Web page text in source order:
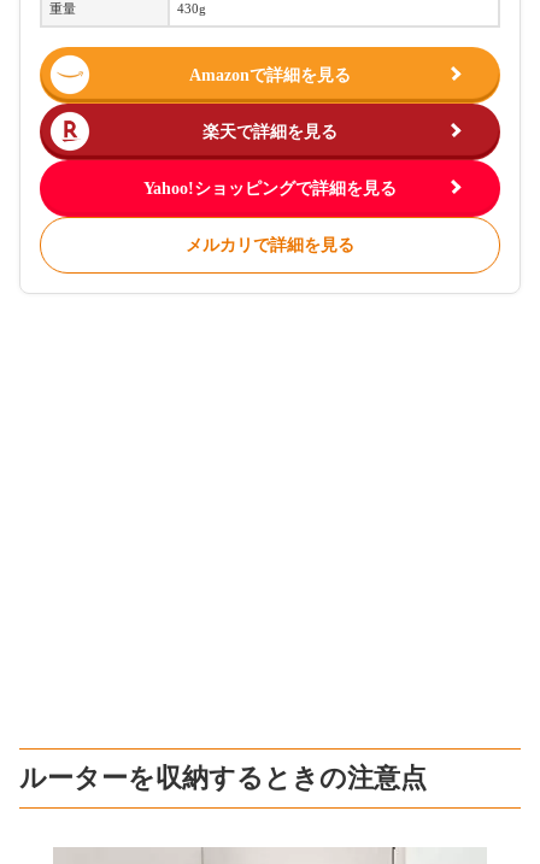
重量 430g
Amazonで詳細を見る
楽天で詳細を見る
Yahoo!ショッピングで詳細を見る
メルカリで詳細を見る
ルーターを収納するときの注意点